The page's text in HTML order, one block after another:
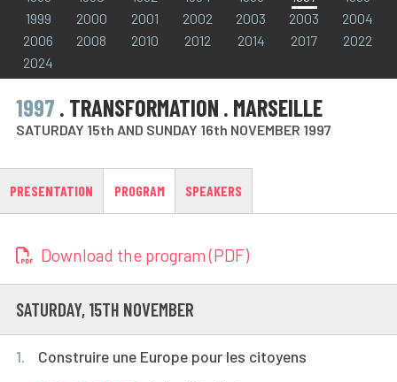
1999
2000 2001 2002 2003 2003
2004
2006
2008 2010 2012 2014 2017
2022
2024
1997 . TRANSFORMATION . MARSEILLE
SATURDAY 15th AND SUNDAY 16th NOVEMBER 1997
PRESENTATION PROGRAM SPEAKERS
Download the program (PDF)
SATURDAY, 15TH NOVEMBER
1. Construire une Europe pour les citoyens